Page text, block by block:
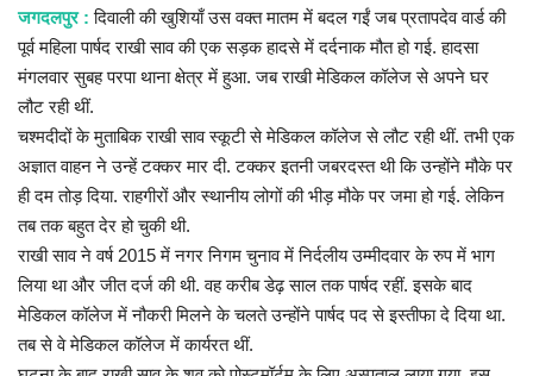
मैगज़ीन की लेख
प्रमुख खबर
हेल्थ
Language
English hindi
जगदलपुर : दिवाली की खुशियाँ उस वक्त मातम में बदल गईं जब प्रतापदेव वार्ड की
पूर्व महिला पार्षद राखी साव की एक सड़क हादसे में दर्दनाक मौत हो गई. हादसा
मंगलवार सुबह परपा थाना क्षेत्र में हुआ. जब राखी मेडिकल कॉलेज से अपने घर
लौट रही थीं.
चश्मदीदों के मुताबिक राखी साव स्कूटी से मेडिकल कॉलेज से लौट रही थीं. तभी एक
अज्ञात वाहन ने उन्हें टक्कर मार दी. टक्कर इतनी जबरदस्त थी कि उन्होंने मौके पर
ही दम तोड़ दिया. राहगीरों और स्थानीय लोगों की भीड़ मौके पर जमा हो गई. लेकिन
तब तक बहुत देर हो चुकी थी.
राखी साव ने वर्ष 2015 में नगर निगम चुनाव में निर्दलीय उम्मीदवार के रुप में भाग
लिया था और जीत दर्ज की थी. वह करीब डेढ़ साल तक पार्षद रहीं. इसके बाद
मेडिकल कॉलेज में नौकरी मिलने के चलते उन्होंने पार्षद पद से इस्तीफा दे दिया था.
तब से वे मेडिकल कॉलेज में कार्यरत थीं.